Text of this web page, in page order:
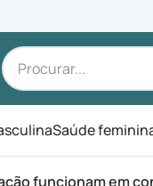
Saúde
funcionam em